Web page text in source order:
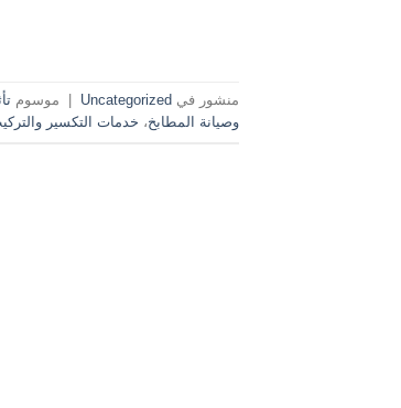
منشور في Uncategorized موسوم
وصيانة المطابخ، خدمات التكسير